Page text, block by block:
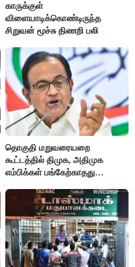
காருக்குள்
விளையாடிக்கொண்டிருந்த
சிறுவன் மூச்சு திணறி பலி
தொகுதி மறுவரையறை
கூட்டத்தில் திமுக, அதிமுக
எம்பிக்கள் பங்கேற்காதது